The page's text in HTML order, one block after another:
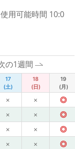
用可能時間 10:0
の1週間
17
(土)
18
(日)
19
(月)
× ×
◎
× ×
◎
× ×
◎
× ×
◎